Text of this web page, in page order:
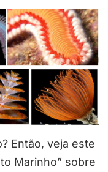
Então, veja este
Marinho” sobre